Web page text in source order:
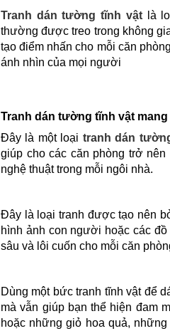
Tranh dán tường tĩnh vậtlà
thường được treo trong không
tạo điểm nhấn cho mỗi căn
ánh nhìn của mọi người
Tranh dán tường tĩnh vật
Đây là một loại tranh dán
giúp cho các căn phòng trở
nghệ thuật trong mỗi ngôi nhà.
Đây là loại tranh được tạo nên
hình ảnh con người hoặc các
sâu và lôi cuốn cho mỗi căn
Dùng một bức tranh tĩnh vật để
mà vẫn giúp bạn thể hiện đam
hoặc những giỏ hoa quả,